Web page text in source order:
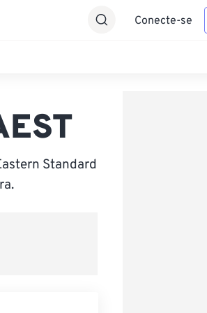
Conecte-se
Standard